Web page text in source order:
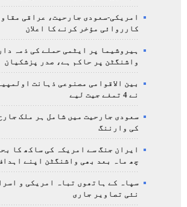
امریکی-سعودی جارحیت، عراقی
کارروائی مؤخر کرنے کا اعلان
ہیروشیما پر ایٹمی حملے کی ذمہ
واشنگٹن پر حاکم ہے، صدر پزشکیان
بین الاقوامی مصنوعی ذہانت
نے 4 تمغے جیت لیے
سعودی جارحیت میں شامل ہر ملک
کی وارننگ
ایران جنگ سے امریکہ کی ساکھ کا
چھ ماہ بعد بھی واشنگٹن اپنے
سپاہ کے ہاتھوں تباہ امریکی و
نئی تصاویر جاری